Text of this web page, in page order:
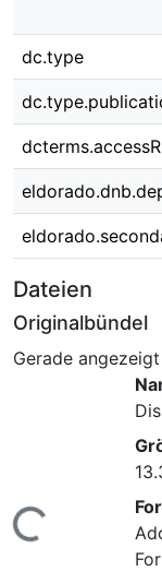
dc.type
Dateien
Originalbündel
Gerade angezeigt
Lade...